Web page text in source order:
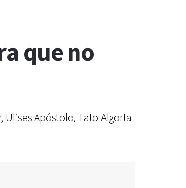
que no
Apóstolo, Tato Algorta